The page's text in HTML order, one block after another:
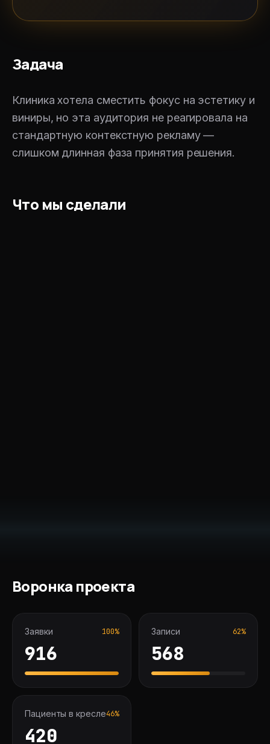
Задача
Клиника хотела сместить фокус на эстетику и
виниры, но эта аудитория не реагировала на
стандартную контекстную рекламу —
слишком длинная фаза принятия решения.
Что мы сделали
Воронка проекта
Заявки 100%
916
Записи 62%
568
Пациенты в кресле46%
420